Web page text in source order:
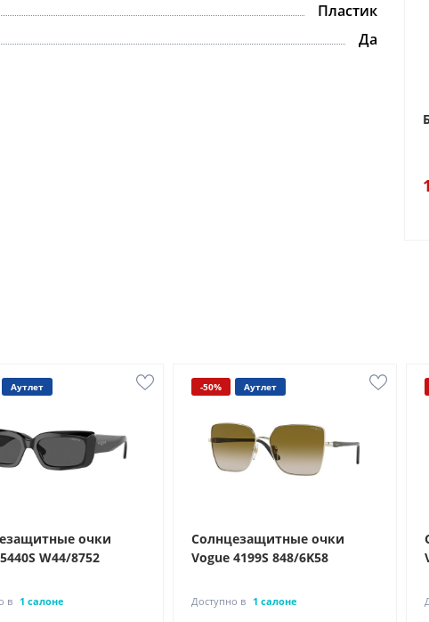
Пластик
Да
Аутлет
очки
W44/8752
в 1 салоне
-50% Аутлет
Солнцезащитные очки
Vogue 4199S 848/6K58
Доступно в 1 салоне